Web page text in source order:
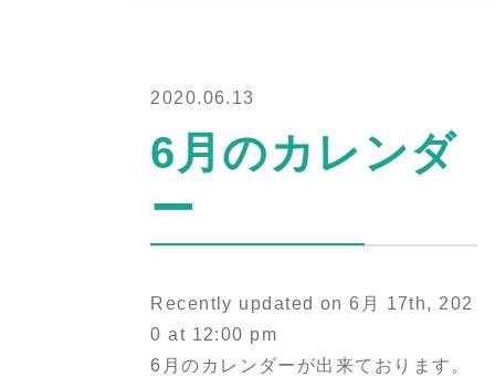
2020.06.13
6月のカレンダ
ー
Recently updated on 6月 17th, 202
0 at 12:00 pm
6月のカレンダーが出来ております。